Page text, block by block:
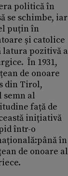
politică în
se schimbe, iar
puțin în
și catolice
latura pozitivă a
În 1931,
de onoare
din Tirol,
semn al
față de
inițiativă
într-o
în
de onoare al